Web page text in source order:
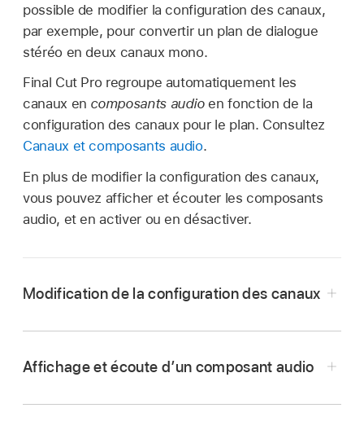
possible de modifier la configuration des canaux,
par exemple, pour convertir un plan de dialogue
stéréo en deux canaux mono.
Final Cut Pro regroupe automatiquement les
canaux en composants audioen fonction de la
configuration des canaux pour le plan. Consultez
Canaux et composants audio.
En plus de modifier la configuration des canaux,
vous pouvez afficher et écouter les composants
audio, et en activer ou en désactiver.
Modification de la configuration des canaux
Affichage et écoute d’un composant audio